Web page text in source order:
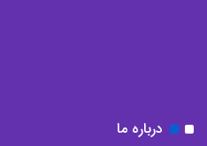
درباره ما